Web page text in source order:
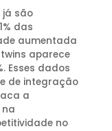
já são
das
aumentada
aparece
Esses dados
de integração
a
no